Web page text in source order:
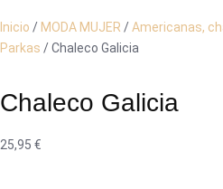
Inicio / MODA MUJER /Americanas,
Parkas / Chaleco Galicia
Chaleco Galicia
25,95 €